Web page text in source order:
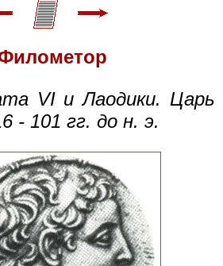
VI и Лаодики. Царь
- 101 гг. до н. э.